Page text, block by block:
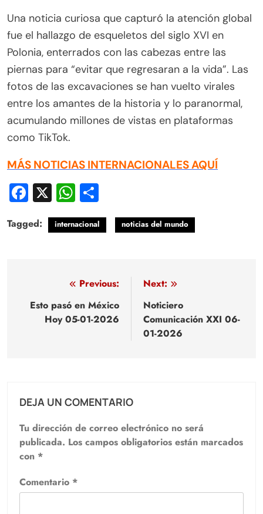
Una noticia curiosa que capturó la atención global
fue el hallazgo de esqueletos del siglo XVI en
Polonia, enterrados con las cabezas entre las
piernas para “evitar que regresaran a la vida”. Las
fotos de las excavaciones se han vuelto virales
entre los amantes de la historia y lo paranormal,
acumulando millones de vistas en plataformas
como TikTok.
MÁS NOTICIAS INTERNACIONALES AQUÍ
Facebook
X WhatsApp
Tagged: internacional noticias del mundo
Navegación
de
entradas
Previous:
Esto pasó en México
Hoy 05-01-2026
Next:
Noticiero
Comunicación XXI 06-
01-2026
DEJA UN COMENTARIO
Tu dirección de correo electrónico no será
publicada. Los campos obligatorios están marcados
con *
Comentario *